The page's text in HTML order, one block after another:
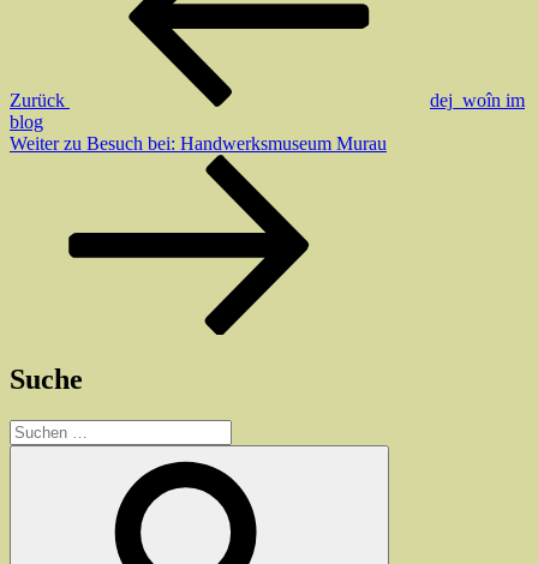
Zurück
dej_woîn im
blog
Nächster
Weiter zu Besuch bei: Handwerksmuseum Murau
Suche
Suchen
nach: